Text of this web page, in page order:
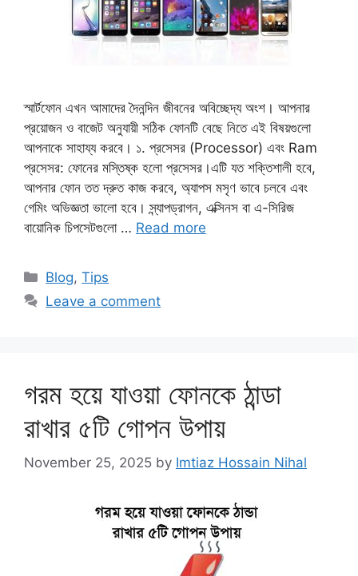
স্মার্টফোন এখন আমাদের দৈনন্দিন জীবনের অবিচ্ছেদ্য অংশ। আপনার
প্রয়োজন ও বাজেট অনুযায়ী সঠিক ফোনটি বেছে নিতে এই বিষয়গুলো
আপনাকে সাহায্য করবে। ১. প্রসেসর (Processor) এবং Ram
প্রসেসর: ফোনের মস্তিষ্ক হলো প্রসেসর।এটি যত শক্তিশালী হবে,
আপনার ফোন তত দ্রুত কাজ করবে, অ্যাপস মসৃণ ভাবে চলবে এবং
গেমিং অভিজ্ঞতা ভালো হবে। স্ন্যাপড্রাগন, এক্সিনস বা এ-সিরিজ
বায়োনিক চিপসেটগুলো … Read more
Categories
Blog,Tips
Leave a comment
গরম হয়ে যাওয়া ফোনকে ঠান্ডা
রাখার ৫টি গোপন উপায়
November 25, 2025 by Imtiaz Hossain Nihal